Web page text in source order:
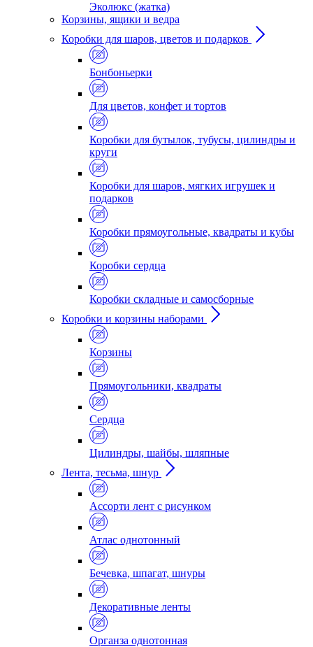
Эколюкс (жатка)
Корзины, ящики и ведра
Коробки для шаров, цветов и подарков
Бонбоньерки
Для цветов, конфет и тортов
Коробки для бутылок, тубусы, цилиндры и
круги
Коробки для шаров, мягких игрушек и
подарков
Коробки прямоугольные, квадраты и кубы
Коробки сердца
Коробки складные и самосборные
Коробки и корзины наборами
Корзины
Прямоугольники, квадраты
Сердца
Цилиндры, шайбы, шляпные
Лента, тесьма, шнур
Ассорти лент с рисунком
Атлас однотонный
Бечевка, шпагат, шнуры
Декоративные ленты
Органза однотонная